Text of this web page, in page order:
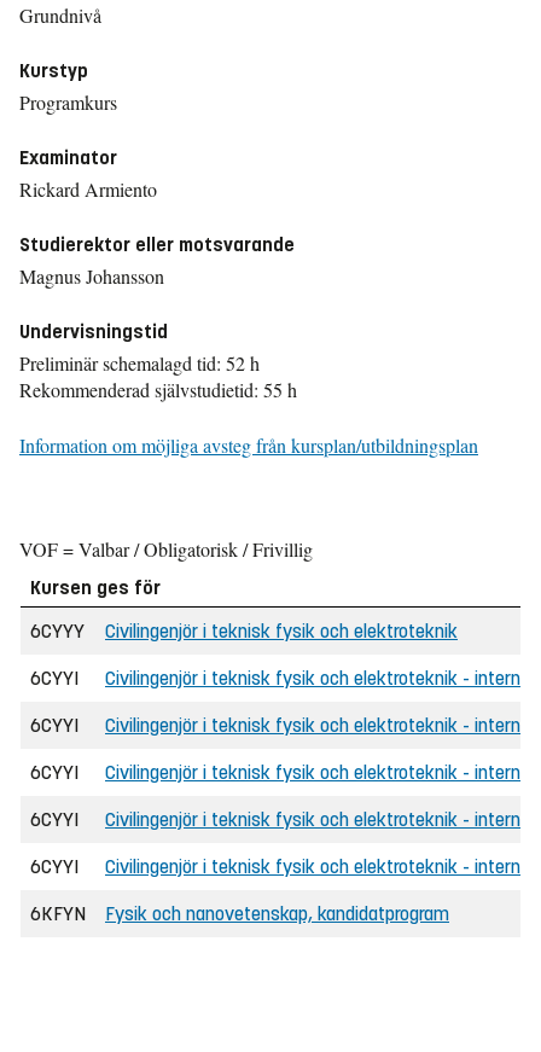
Grundnivå
Kurstyp
Programkurs
Examinator
Rickard Armiento
Studierektor eller motsvarande
Magnus Johansson
Undervisningstid
Preliminär schemalagd tid: 52 h
Rekommenderad självstudietid: 55 h
Information om möjliga avsteg från kursplan/utbildningsplan
VOF = Valbar / Obligatorisk / Frivillig
Kursen ges för
6CYYY
Civilingenjör i teknisk fysik och elektroteknik
6CYYI Civilingenjör i teknisk fysik och elektroteknik -
6CYYI Civilingenjör i teknisk fysik och elektroteknik -
6CYYI Civilingenjör i teknisk fysik och elektroteknik -
6CYYI Civilingenjör i teknisk fysik och elektroteknik -
6CYYI Civilingenjör i teknisk fysik och elektroteknik -
6KFYN Fysik och nanovetenskap, kandidatprogram